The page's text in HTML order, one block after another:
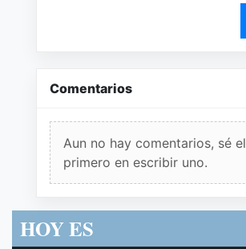
Comentarios
Aun no hay comentarios, sé el
primero en escribir uno.
HOY ES